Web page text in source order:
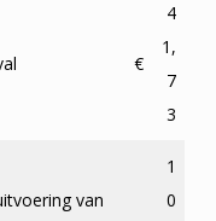
€
4
1,
7
3
van
1
0